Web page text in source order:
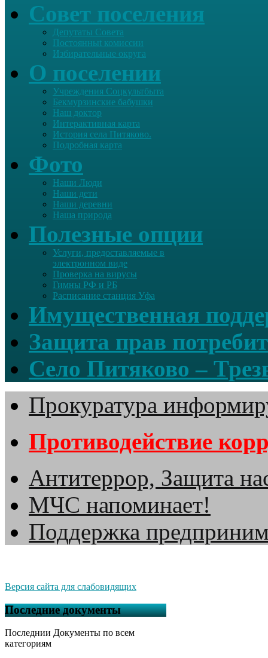
Совет поселения
Депутаты Совета
Постоянныt комиссии
Избирательные округа
О поселении
Учреждения Соцкультбыта
Бекмурзинские бабушки
Наш доктор
Интерактивная карта
История села Питяково.
Подробная карта
Фото
Наши Люди
Наши дети
Наши деревни
Наша природа
Полезные опции
Услуги, предоставляемые в
электронном виде
Проверка на вирусы
Гимны РФ и РБ
Расписание станция Уфа
Имущественная
Защита прав
Село Питяково –
Прокуратура
Противодействие
Антитеррор, Защита
МЧС напоминает!
Поддержка
Версия сайта для слабовидящих
Последние документы
Последнии Документы по всем
категориям